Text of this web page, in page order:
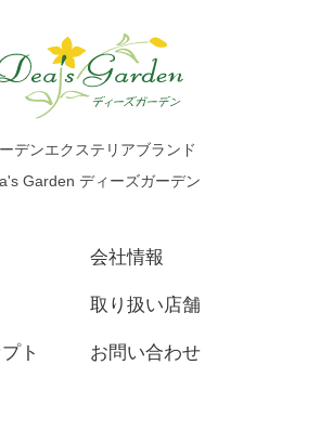
デンエクステリアブランド
Garden ディーズガーデン
ト
会社情報
取り扱い店舗
お問い合わせ